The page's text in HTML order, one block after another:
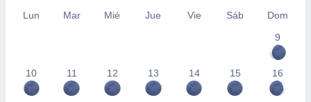
Lun Mar Mié Jue Vie Sáb
Dom
9
10 11 12 13 14 15 16